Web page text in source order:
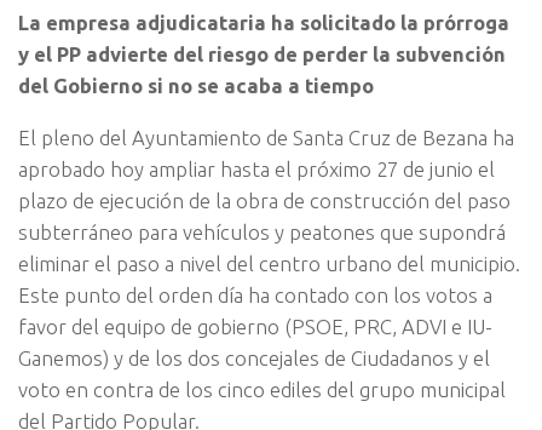
La empresa adjudicataria ha solicitado la prórroga
y el PP advierte del riesgo de perder la subvención
del Gobierno si no se acaba a tiempo
El pleno del Ayuntamiento de Santa Cruz de Bezana ha
aprobado hoy ampliar hasta el próximo 27 de junio el
plazo de ejecución de la obra de construcción del paso
subterráneo para vehículos y peatones que supondrá
eliminar el paso a nivel del centro urbano del municipio.
Este punto del orden día ha contado con los votos a
favor del equipo de gobierno (PSOE, PRC, ADVI e IU-
Ganemos) y de los dos concejales de Ciudadanos y el
voto en contra de los cinco ediles del grupo municipal
del Partido Popular.